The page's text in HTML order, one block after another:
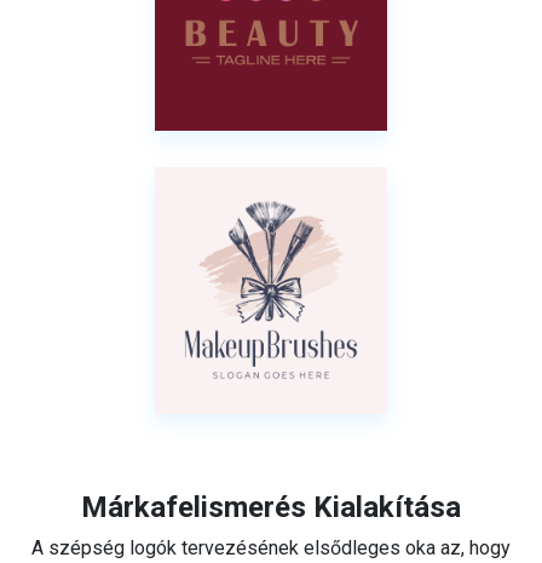
Márkafelismerés Kialakítása
A szépség logók tervezésének elsődleges oka az, hogy